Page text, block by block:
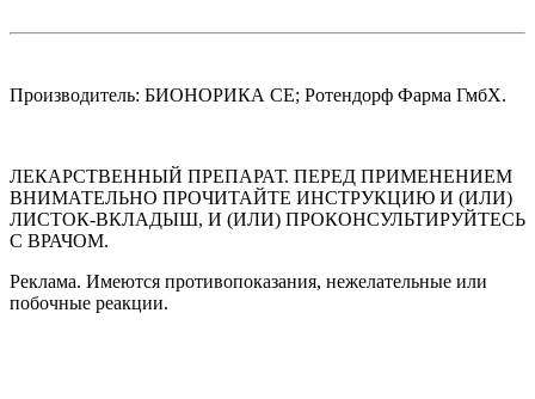
Производитель: БИОНОРИКА СЕ; Ротендорф Фарма ГмбХ.
ЛЕКАРСТВЕННЫЙ ПРЕПАРАТ. ПЕРЕД ПРИМЕНЕНИЕМ
ВНИМАТЕЛЬНО ПРОЧИТАЙТЕ ИНСТРУКЦИЮ И (ИЛИ)
ЛИСТОК-ВКЛАДЫШ, И (ИЛИ) ПРОКОНСУЛЬТИРУЙТЕСЬ
С ВРАЧОМ.
Реклама. Имеются противопоказания, нежелательные или
побочные реакции.